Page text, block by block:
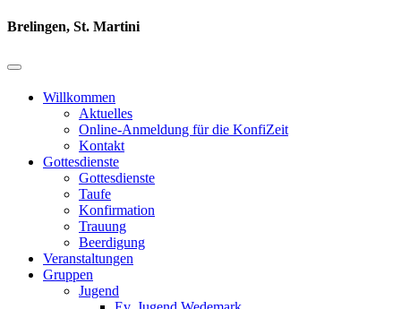
Brelingen, St. Martini
Willkommen
Aktuelles
Online-Anmeldung für die KonfiZeit
Kontakt
Gottesdienste
Gottesdienste
Taufe
Konfirmation
Trauung
Beerdigung
Veranstaltungen
Gruppen
Jugend